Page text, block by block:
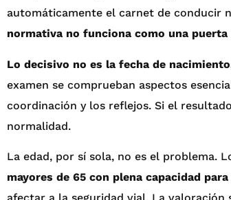
automáticamente el carnet de conducir
normativa no funciona como una
Lo decisivo no es la fecha de
examen se comprueban aspectos
coordinación y los reflejos. Si el
normalidad.
La edad, por sí sola, no es el problema.
mayores de 65 con plena capacidad